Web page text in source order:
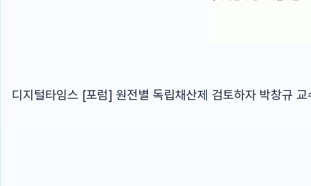
디지털타임스 [포럼] 원전별 독립채산제 검토하자 박창규 교